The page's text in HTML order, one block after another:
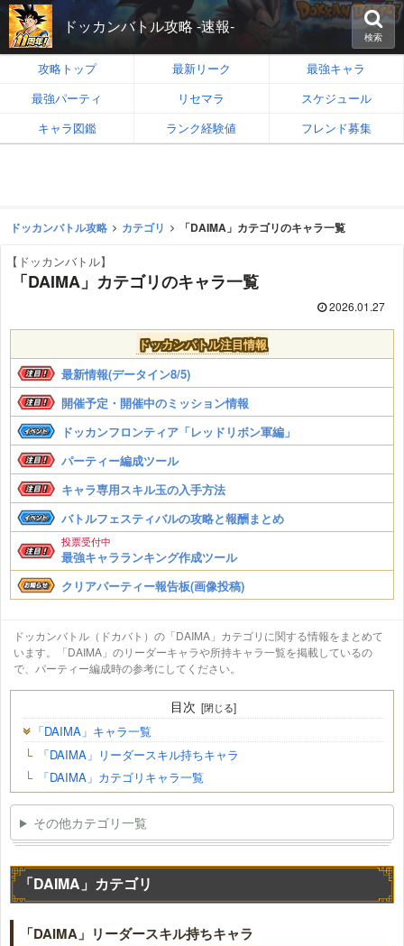
ドッカンバトル攻略 -速報-
検索
攻略トップ 最新リーク
最強キャラ
最強パーティ
リセマラ
スケジュール
キャラ図鑑
ランク経験値 フレンド募集
ドッカンバトル攻略 カテゴリ 「DAIMA」カテゴリのキャラ一覧
【ドッカンバトル】
「DAIMA」カテゴリのキャラ一覧
2026.01.27
ドッカンバトル注目情報
最新情報(データイン8/5)
開催予定・開催中のミッション情報
ドッカンフロンティア「レッドリボン軍編」
パーティー編成ツール
キャラ専用スキル玉の入手方法
バトルフェスティバルの攻略と報酬まとめ
投票受付中
最強キャラランキング作成ツール
クリアパーティー報告板(画像投稿)
ドッカンバトル（ドカバト）の「DAIMA」カテゴリに関する情報をまとめて
います。「DAIMA」のリーダーキャラや所持キャラ一覧を掲載しているの
で、パーティー編成時の参考にしてください。
目次
「DAIMA」キャラ一覧
「DAIMA」リーダースキル持ちキャラ
「DAIMA」カテゴリキャラ一覧
その他カテゴリ一覧
「DAIMA」カテゴリ
「DAIMA」リーダースキル持ちキャラ